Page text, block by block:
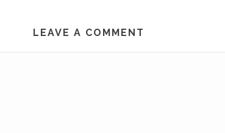
LEAVE A COMMENT